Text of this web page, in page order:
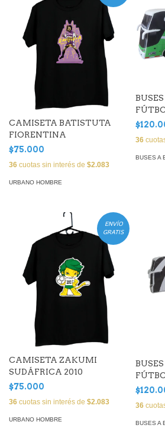
CAMISETA BATISTUTA
FIORENTINA
$75.000
36 cuotas sin interés de $2.083
URBANO HOMBRE
36
BUSES A
ENVÍO
GRATIS
CAMISETA ZAKUMI
SUDÁFRICA 2010
$75.000
36 cuotas sin interés de $2.083
URBANO HOMBRE
36
BUSES A